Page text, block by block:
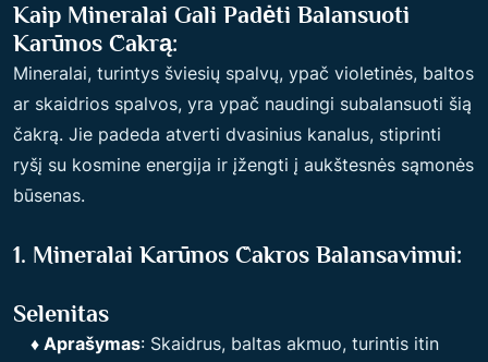
Kaip Mineralai Gali Padėti Balansuoti
Karūnos Čakrą:
Mineralai, turintys šviesių spalvų, ypač violetinės, baltos
ar skaidrios spalvos, yra ypač naudingi subalansuoti šią
čakrą. Jie padeda atverti dvasinius kanalus, stiprinti
ryšį su kosmine energija ir įžengti į aukštesnės sąmonės
būsenas.
1. Mineralai Karūnos Čakros Balansavimui:
Selenitas
♦ Aprašymas: Skaidrus, baltas akmuo, turintis itin